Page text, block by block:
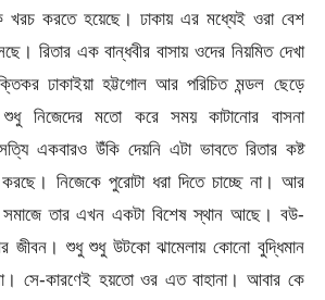
খরচ করতে হয়েছে। ঢাকায় এর মধ্যেই ওরা বেশ
রিতার এক বান্ধবীর বাসায় ওদের নিয়মিত দেখা
ঢাকাইয়া হট্টগোল আর পরিচিত মন্ডল ছেড়ে
নিজেদের মতো করে সময় কাটানোর বাসনা
একবারও উঁকি দেয়নি এটা ভাবতে রিতার কষ্ট
নিজেকে পুরোটা ধরা দিতে চাচ্ছে না। আর
সমাজে তার এখন একটা বিশেষ স্থান আছে। বউ-
জীবন। শুধু শুধু উটকো ঝামেলায় কোনো বুদ্ধিমান
সে-কারণেই হয়তো ওর এত বাহানা। আবার কে